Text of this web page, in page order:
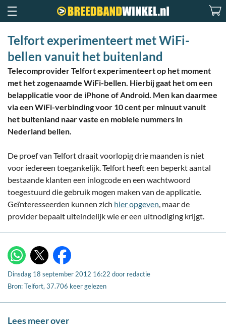
Telfort experimenteert met WiFi-
bellen vanuit het buitenland
Telecomprovider Telfort experimenteert op het moment
met het zogenaamde WiFi-bellen. Hierbij gaat het om een
belapplicatie voor de iPhone of Android. Men kan daarmee
via een WiFi-verbinding voor 10 cent per minuut vanuit
het buitenland naar vaste en mobiele nummers in
Nederland bellen.
De proef van Telfort draait voorlopig drie maanden is niet
voor iedereen toegankelijk. Telfort heeft een beperkt aantal
bestaande klanten een inlogcode en een wachtwoord
toegestuurd die gebruik mogen maken van de applicatie.
Geïnteresseerden kunnen zich hier opgeven, maar de
provider bepaalt uiteindelijk wie er een uitnodiging krijgt.
WhatsApp
X Facebook
Dinsdag 18 september 2012 16:22 door redactie
Bron: Telfort, 37.706 keer gelezen
Lees meer over